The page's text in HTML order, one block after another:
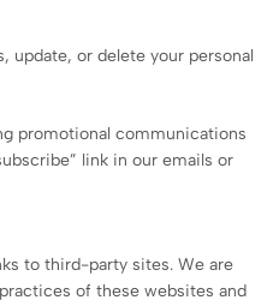
update, or delete your personal
promotional communications
link in our emails or
to third-party sites. We are
of these websites and